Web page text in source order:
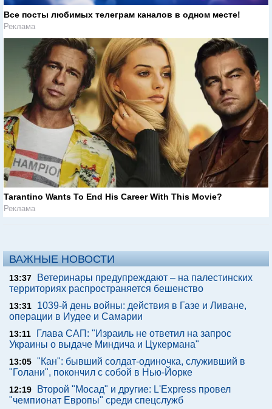
Все посты любимых телеграм каналов в одном месте!
Реклама
Tarantino Wants To End His Career With This Movie?
Реклама
ВАЖНЫЕ НОВОСТИ
13:37
Ветеринары предупреждают – на палестинских
территориях распространяется бешенство
13:31
1039-й день войны: действия в Газе и Ливане,
операции в Иудее и Самарии
13:11
Глава САП: "Израиль не ответил на запрос
Украины о выдаче Миндича и Цукермана"
13:05 "Кан": бывший солдат-одиночка, служивший в
"Голани", покончил с собой в Нью-Йорке
12:19
Второй "Мосад" и другие: L'Express провел
"чемпионат Европы" среди спецслужб